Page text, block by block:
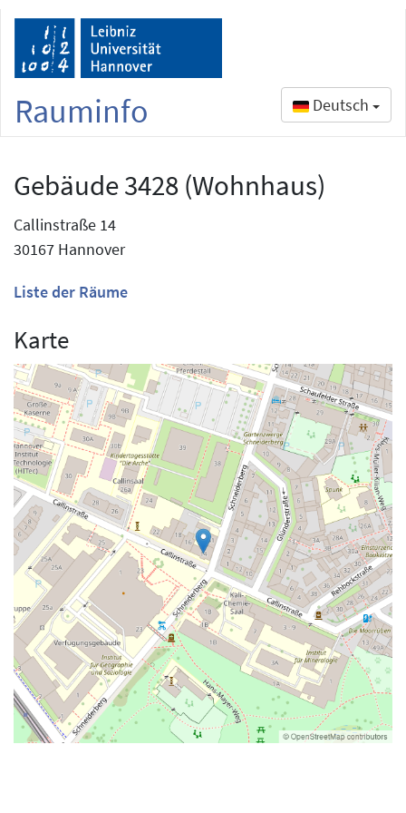
Rauminfo Deutsch
Gebäude 3428 (Wohnhaus)
Callinstraße 14
30167 Hannover
Liste der Räume
Karte